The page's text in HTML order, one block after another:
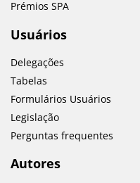
Prémios SPA
Usuários
Delegações
Tabelas
Formulários Usuários
Legislação
Perguntas frequentes
Autores